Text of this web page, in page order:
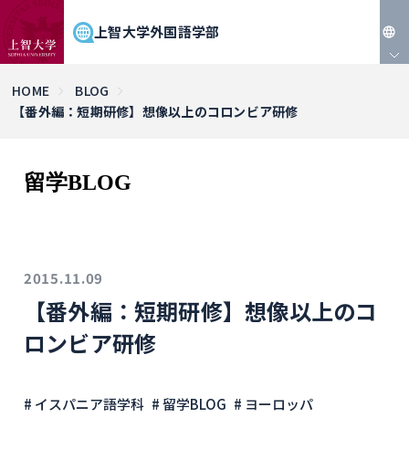
上智大学外国語学部
HOME
BLOG
【番外編：短期研修】想像以上のコロンビア研修
留学BLOG
2015.11.09
【番外編：短期研修】想像以上のコ
ロンビア研修
# イスパニア語学科 # 留学BLOG # ヨーロッパ